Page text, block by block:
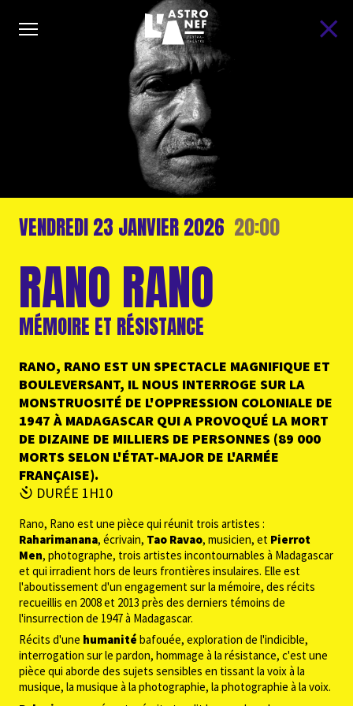
VENDREDI23 JANVIER2026 20:00
RANO RANO
MÉMOIRE ET RÉSISTANCE
RANO, RANO EST UN SPECTACLE MAGNIFIQUE ET
BOULEVERSANT, IL NOUS INTERROGE SUR LA
MONSTRUOSITÉ DE L'OPPRESSION COLONIALE DE
1947 À MADAGASCAR QUI A PROVOQUÉ LA MORT
DE DIZAINE DE MILLIERS DE PERSONNES (89 000
MORTS SELON L'ÉTAT-MAJOR DE L'ARMÉE
FRANÇAISE).
DURÉE 1H10
Rano, Rano est une pièce qui réunit trois artistes :
Raharimanana, écrivain, Tao Ravao, musicien, et Pierrot
Men, photographe, trois artistes incontournables à Madagascar
et qui irradient hors de leurs frontières insulaires. Elle est
l'aboutissement d'un engagement sur la mémoire, des récits
recueillis en 2008 et 2013 près des derniers témoins de
l'insurrection de 1947 à Madagascar.
Récits d'une humanité bafouée, exploration de l'indicible,
interrogation sur le pardon, hommage à la résistance, c'est une
pièce qui aborde des sujets sensibles en tissant la voix à la
musique, la musique à la photographie, la photographie à la voix.